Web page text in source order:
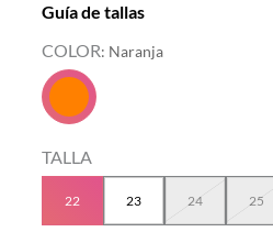
Guía de tallas
COLOR: Naranja
TALLA
22 23 24 25